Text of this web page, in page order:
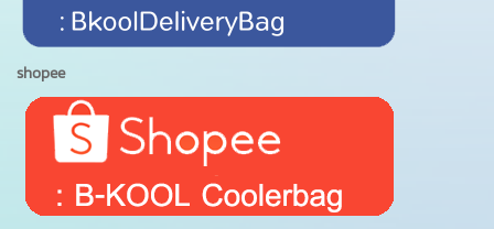
shopee